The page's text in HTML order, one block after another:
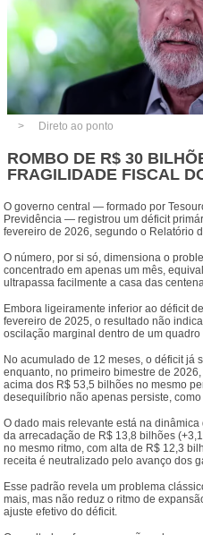
Direto ao ponto
ROMBO DE R$ 30
FRAGILIDADE FISCAL
O governo central — formado por
Previdência — registrou um déficit
fevereiro de 2026, segundo o Relatório
O número, por si só, dimensiona o
concentrado em apenas um mês,
ultrapassa facilmente a casa das
Embora ligeiramente inferior ao déficit
fevereiro de 2025, o resultado não
oscilação marginal dentro de um
No acumulado de 12 meses, o déficit já
enquanto, no primeiro bimestre de
acima dos R$ 53,5 bilhões no mesmo
desequilíbrio não apenas persiste,
O dado mais relevante está na
da arrecadação de R$ 13,8 bilhões
no mesmo ritmo, com alta de R$ 12,3
receita é neutralizado pelo avanço dos
Esse padrão revela um problema
mais, mas não reduz o ritmo de
ajuste efetivo do déficit.